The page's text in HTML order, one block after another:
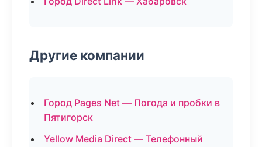
Другие компании
Город Pages Net — Погода и пробки в
Пятигорск
Yellow Media Direct — Телефонный